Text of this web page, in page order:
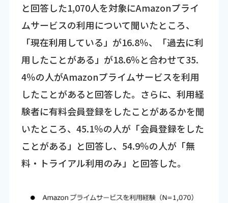
と回答した1,070人を対象にAmazonプライ
ムサービスの利用について聞いたところ、
「現在利用している」が16.8％、「過去に利
用したことがある」が18.6％と合わせて35.
4％の人がAmazonプライムサービスを利用
したことがあると回答した。さらに、利用経
験者に有料会員登録をしたことがあるかを聞
いたところ、45.1％の人が「会員登録をした
ことがある」と回答し、54.9％の人が「無
料・トライアル利用のみ」と回答した。